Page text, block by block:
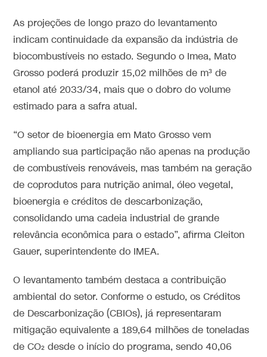
As projeções de longo prazo do levantamento
indicam continuidade da expansão da indústria de
biocombustíveis no estado. Segundo o Imea, Mato
Grosso poderá produzir 15,02 milhões de m³ de
etanol até 2033/34, mais que o dobro do volume
estimado para a safra atual.
“O setor de bioenergia em Mato Grosso vem
ampliando sua participação não apenas na produção
de combustíveis renováveis, mas também na geração
de coprodutos para nutrição animal, óleo vegetal,
bioenergia e créditos de descarbonização,
consolidando uma cadeia industrial de grande
relevância econômica para o estado”, afirma Cleiton
Gauer, superintendente do IMEA.
O levantamento também destaca a contribuição
ambiental do setor. Conforme o estudo, os Créditos
de Descarbonização (CBIOs), já representaram
mitigação equivalente a 189,64 milhões de toneladas
de CO₂ desde o início do programa, sendo 40,06